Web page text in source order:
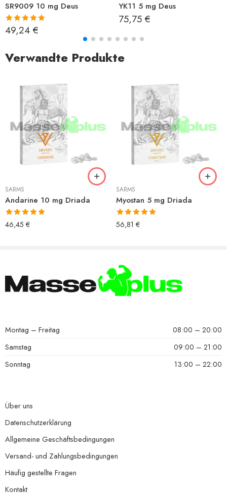
SR9009 10 mg Deus
Bewertet mit
5.00von 5
49,24 €
YK11 5 mg Deus
75,75 €
Verwandte Produkte
SARMS
Andarine 10 mg Driada
Bewertet mit
5.00von 5
46,45 €
SARMS
Myostan 5 mg Driada
Bewertet mit
5.00von 5
56,81 €
Montag – Freitag
08:00 – 20:00
Samstag
09:00 – 21:00
Sonntag
13:00 – 22:00
Über uns
Datenschutzerklärung
Allgemeine Geschäftsbedingungen
Versand- und Zahlungsbedingungen
Häufig gestellte Fragen
Kontakt